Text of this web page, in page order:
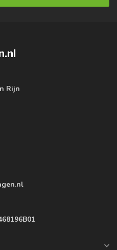
Rijn